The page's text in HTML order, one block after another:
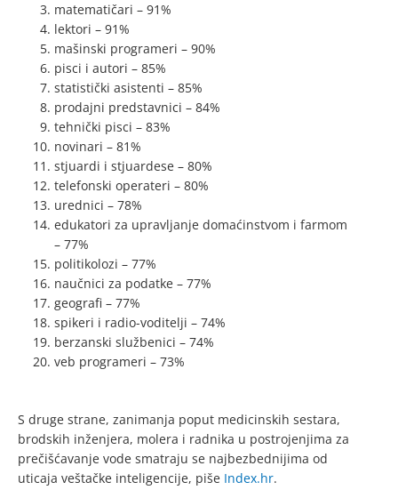
matematičari – 91%
lektori – 91%
mašinski programeri – 90%
pisci i autori – 85%
statistički asistenti – 85%
prodajni predstavnici – 84%
tehnički pisci – 83%
novinari – 81%
stjuardi i stjuardese – 80%
telefonski operateri – 80%
urednici – 78%
edukatori za upravljanje domaćinstvom i farmom
– 77%
politikolozi – 77%
naučnici za podatke – 77%
geografi – 77%
spikeri i radio-voditelji – 74%
berzanski službenici – 74%
veb programeri – 73%
S druge strane, zanimanja poput medicinskih sestara,
brodskih inženjera, molera i radnika u postrojenjima za
prečišćavanje vode smatraju se najbezbednijima od
uticaja veštačke inteligencije, piše Index.hr.